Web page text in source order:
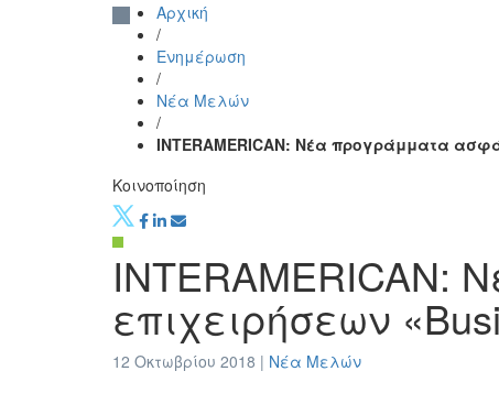
Αρχική
/
Ενημέρωση
/
Νέα Μελών
/
INTERAMERICAN: Νέα προγράμματα
Κοινοποίηση
επιχειρήσεων
12 Οκτωβρίου 2018 | Νέα Μελών